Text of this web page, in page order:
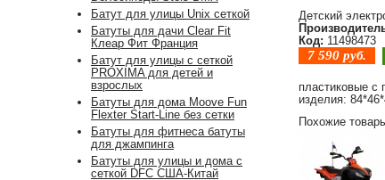
Детский
Код: 11498473
7 590 руб.
пластиковые с
изделия:
Похожие
Батут для улицы Unix сеткой
Батуты для дачи Clear Fit
Клеар Фит Франция
Батут для улицы с сеткой
PROXIMA для детей и
взрослых
Батуты для дома Moove Fun
Flexter Start-Line без сетки
Батуты для фитнеса батуты
для джампинга
Батуты для улицы и дома с
сеткой DFC США-Китай